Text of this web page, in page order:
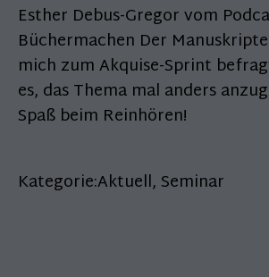
Esther Debus-Gregor vom
Büchermachen Der
mich zum Akquise-Sprint
es, das Thema mal anders
Spaß beim Reinhören!
Kategorie:Aktuell,Seminar